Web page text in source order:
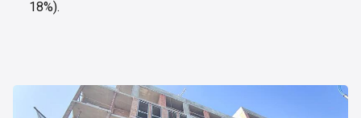
18%).